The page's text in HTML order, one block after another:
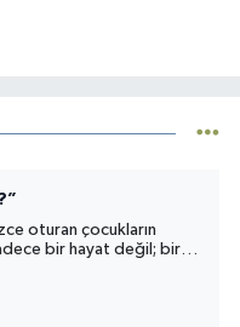
oturan çocukların
bir hayat değil; bir